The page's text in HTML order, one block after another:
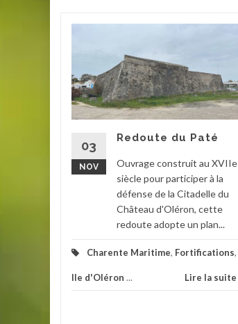
03
NOV
Redoute du Paté
Ouvrage construit au XVIIe
siècle pour participer à la
défense de la Citadelle du
Château d'Oléron, cette
redoute adopte un plan...
Charente Maritime, Fortifications,
Ile d'Oléron ... Lire la suite